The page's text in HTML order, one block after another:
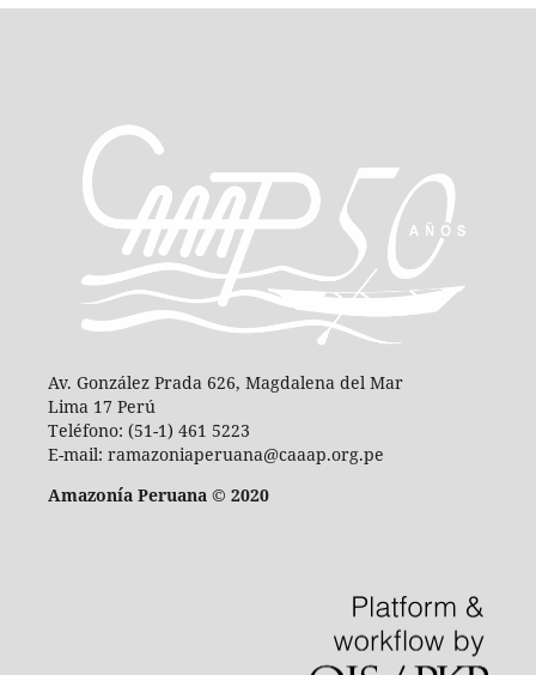
Av. González Prada 626, Magdalena del Mar
Lima 17 Perú
Teléfono: (51-1) 461 5223
E-mail: ramazoniaperuana@caaap.org.pe
Amazonía Peruana © 2020